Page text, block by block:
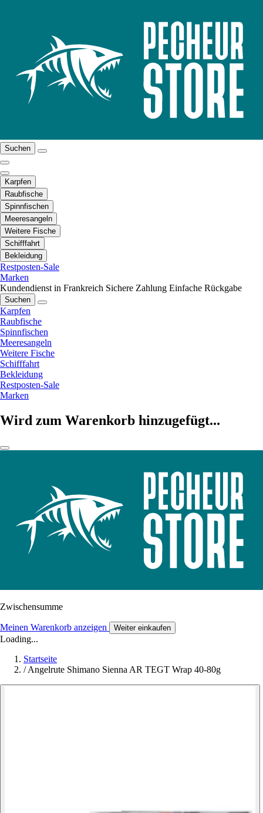
Suchen
Karpfen
Raubfische
Spinnfischen
Meeresangeln
Weitere Fische
Schifffahrt
Bekleidung
Restposten-Sale
Marken
Kundendienst in Frankreich Sichere Zahlung Einfache Rückgabe
Suchen
Karpfen
Raubfische
Spinnfischen
Meeresangeln
Weitere Fische
Schifffahrt
Bekleidung
Restposten-Sale
Marken
Wird zum Warenkorb hinzugefügt...
Zwischensumme
Meinen Warenkorb anzeigen Weiter einkaufen
Loading...
Startseite
/ Angelrute Shimano Sienna AR TEGT Wrap 40-80g